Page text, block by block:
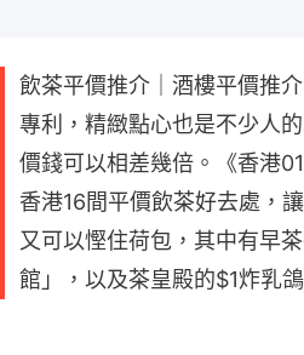
飲茶平價推介｜酒樓平價推
專利，精緻點心也是不少人
價錢可以相差幾倍。《香港
香港16間平價飲茶好去處，
又可以慳住荷包，其中有早
館」，以及茶皇殿的$1炸乳